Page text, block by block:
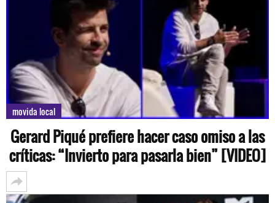
movida local
Gerard Piqué prefiere hacer caso omiso a las
críticas: “Invierto para pasarla bien” [VIDEO]